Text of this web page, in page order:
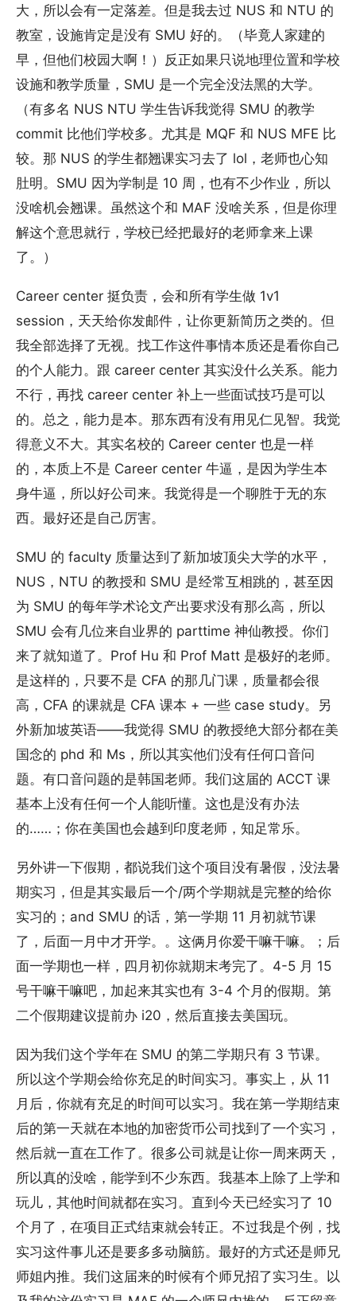
大，所以会有一定落差。但是我去过 NUS 和 NTU 的
教室，设施肯定是没有 SMU 好的。（毕竟人家建的
早，但他们校园大啊！）反正如果只说地理位置和学校
设施和教学质量，SMU 是一个完全没法黑的大学。
（有多名 NUS NTU 学生告诉我觉得 SMU 的教学
commit 比他们学校多。尤其是 MQF 和 NUS MFE 比
较。那 NUS 的学生都翘课实习去了 lol，老师也心知
肚明。SMU 因为学制是 10 周，也有不少作业，所以
没啥机会翘课。虽然这个和 MAF 没啥关系，但是你理
解这个意思就行，学校已经把最好的老师拿来上课
了。）
Career center 挺负责，会和所有学生做 1v1
session，天天给你发邮件，让你更新简历之类的。但
我全部选择了无视。找工作这件事情本质还是看你自己
的个人能力。跟 career center 其实没什么关系。能力
不行，再找 career center 补上一些面试技巧是可以
的。总之，能力是本。那东西有没有用见仁见智。我觉
得意义不大。其实名校的 Career center 也是一样
的，本质上不是 Career center 牛逼，是因为学生本
身牛逼，所以好公司来。我觉得是一个聊胜于无的东
西。最好还是自己厉害。
SMU 的 faculty 质量达到了新加坡顶尖大学的水平，
NUS，NTU 的教授和 SMU 是经常互相跳的，甚至因
为 SMU 的每年学术论文产出要求没有那么高，所以
SMU 会有几位来自业界的 parttime 神仙教授。你们
来了就知道了。Prof Hu 和 Prof Matt 是极好的老师。
是这样的，只要不是 CFA 的那几门课，质量都会很
高，CFA 的课就是 CFA 课本 + 一些 case study。另
外新加坡英语——我觉得 SMU 的教授绝大部分都在美
国念的 phd 和 Ms，所以其实他们没有任何口音问
题。有口音问题的是韩国老师。我们这届的 ACCT 课
基本上没有任何一个人能听懂。这也是没有办法
的……；你在美国也会越到印度老师，知足常乐。
另外讲一下假期，都说我们这个项目没有暑假，没法暑
期实习，但是其实最后一个/两个学期就是完整的给你
实习的；and SMU 的话，第一学期 11 月初就节课
了，后面一月中才开学。。这俩月你爱干嘛干嘛。；后
面一学期也一样，四月初你就期末考完了。4-5 月 15
号干嘛干嘛吧，加起来其实也有 3-4 个月的假期。第
二个假期建议提前办 i20，然后直接去美国玩。
因为我们这个学年在 SMU 的第二学期只有 3 节课。
所以这个学期会给你充足的时间实习。事实上，从 11
月后，你就有充足的时间可以实习。我在第一学期结束
后的第一天就在本地的加密货币公司找到了一个实习，
然后就一直在工作了。很多公司就是让你一周来两天，
所以真的没啥，能学到不少东西。我基本上除了上学和
玩儿，其他时间就都在实习。直到今天已经实习了 10
个月了，在项目正式结束就会转正。不过我是个例，找
实习这件事儿还是要多多动脑筋。最好的方式还是师兄
师姐内推。我们这届来的时候有个师兄招了实习生。以